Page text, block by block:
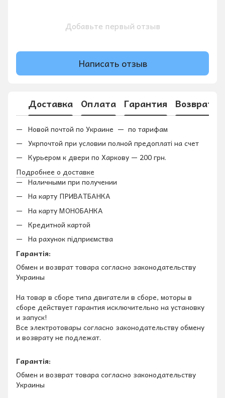
Добавьте первый отзыв
Написать отзыв
Доставка Оплата Гарантия Возврат
Новой почтой по Украине — по тарифам
Укрпочтой при условии полной предоплаті на счет
Курьером к двери по Харкову — 200 грн.
Подробнее о доставке
Наличными при получении
На карту ПРИВАТБАНКА
На карту МОНОБАНКА
Кредитной картой
На рахунок підприємства
Гарантія:
Обмен и возврат товара согласно законодательству
Украины
На товар в сборе типа двигатели в сборе, моторы в
сборе действует гарантия исключительно на установку
и запуск!
Все электротовары согласно законодательству обмену
и возврату не подлежат.
Гарантія:
Обмен и возврат товара согласно законодательству
Украины